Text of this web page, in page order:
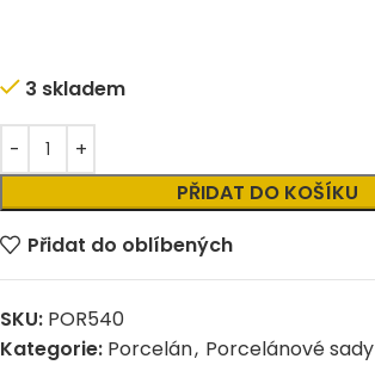
3 skladem
PŘIDAT DO KOŠÍKU
Alternative:
Přidat do oblíbených
SKU: POR540
Kategorie: Porcelán, Porcelánové sady